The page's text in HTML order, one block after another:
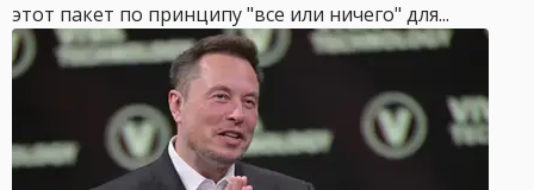
этот пакет по принципу "все или ничего" для...